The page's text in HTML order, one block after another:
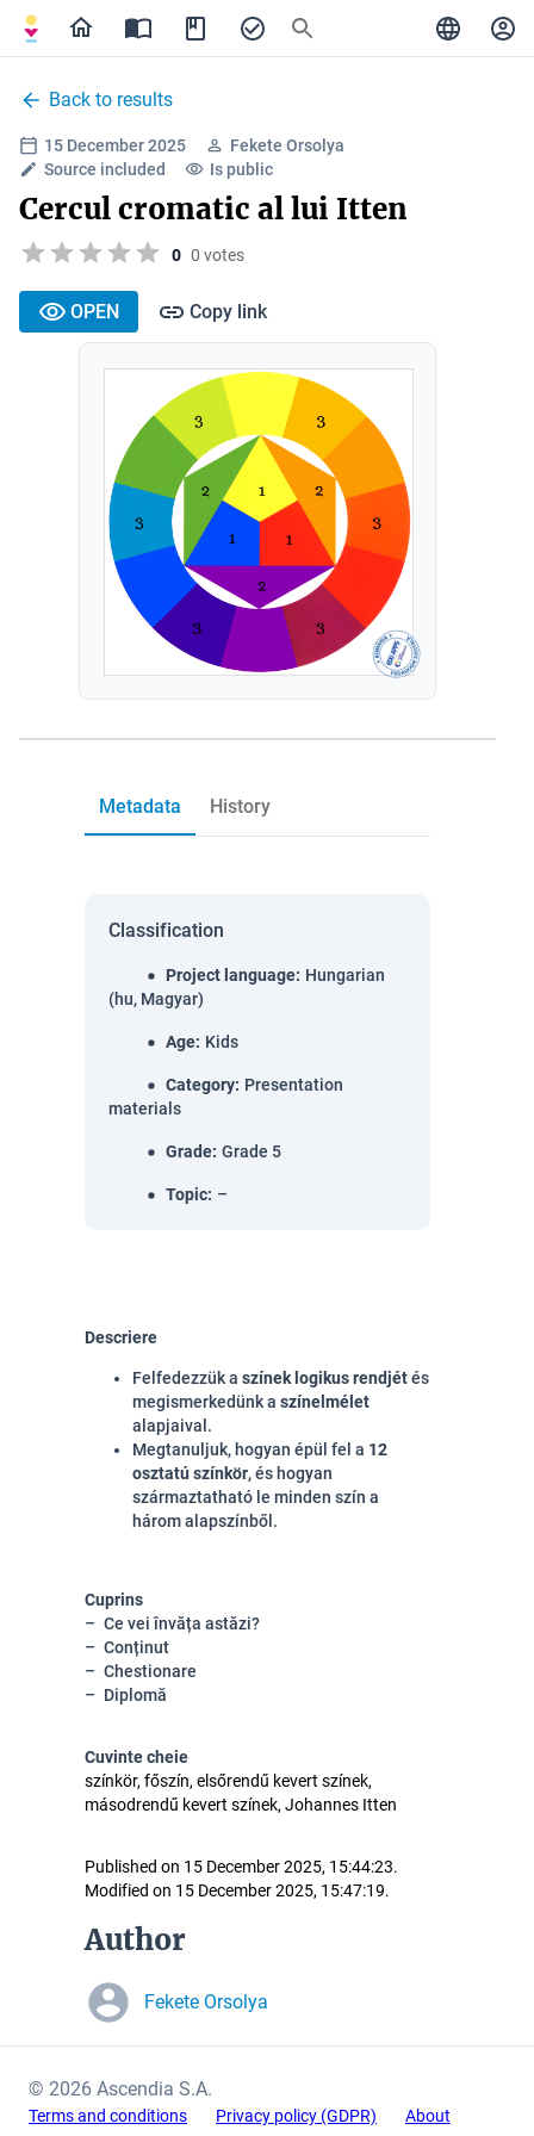
Back to results
15 December 2025
Fekete Orsolya
Source included
Is public
Cercul cromatic al lui Itten
0 0 votes
OPEN Copy link
Metadata History
Classification
Project language: Hungarian
(hu, Magyar)
Age: Kids
Category: Presentation
materials
Grade: Grade 5
Topic: –
Descriere
Felfedezzük a színek logikus rendjétés
megismerkedünk a színelmélet
alapjaival.
Megtanuljuk, hogyan épül fel a 12
osztatú színkör, és hogyan
származtatható le minden szín a
három alapszínből.
Cuprins
Ce vei învăța astăzi?
Conținut
Chestionare
Diplomă
Cuvinte cheie
színkör, főszín, elsőrendű kevert színek,
másodrendű kevert színek, Johannes Itten
Published on 15 December 2025, 15:44:23.
Modified on 15 December 2025, 15:47:19.
Author
Fekete Orsolya
© 2026 Ascendia S.A.
Terms and conditions Privacy policy (GDPR) About